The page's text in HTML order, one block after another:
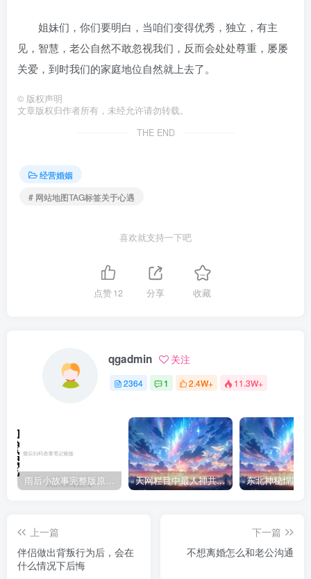
姐妹们，你们要明白，当咱们变得优秀，独立，有主
见，智慧，老公自然不敢忽视我们，反而会处处尊重，屡屡
关爱，到时我们的家庭地位自然就上去了。
© 版权声明
文章版权归作者所有，未经允许请勿转载。
THE END
经营婚姻
# 网站地图TAG标签关于心遇
喜欢就支持一下吧
点赞12 分享 收藏
qgadmin 关注
2364 1 2.4W+ 11.3W+
雨后小故事完整版原片动态图（图+文字解说版） 天网栏目中最人神共愤的一期《消失的夫妻》
上一篇
伴侣做出背叛行为后，会在
什么情况下后悔
下一篇
不想离婚怎么和老公沟通